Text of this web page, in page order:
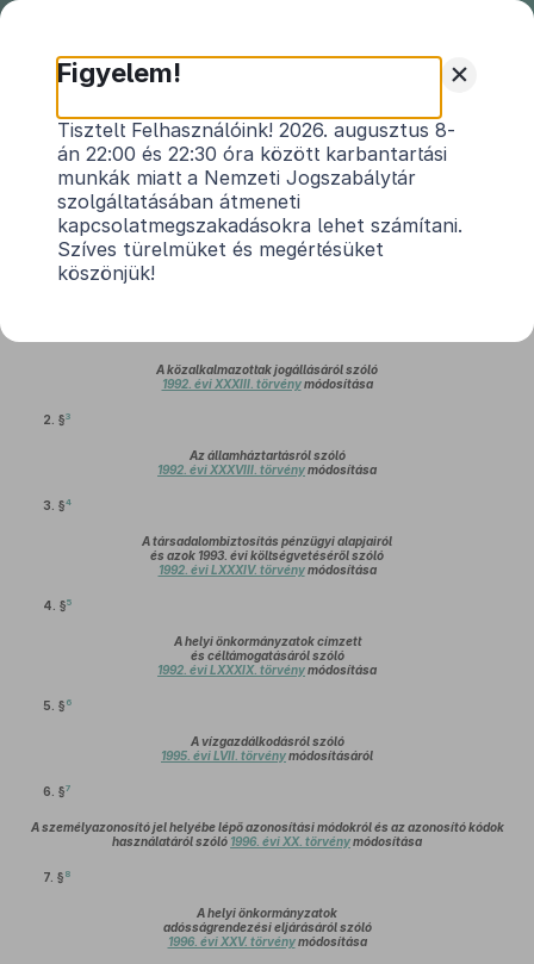
2007. évi CXLVI. törvény
a Magyar Köztársaság 2008. évi költségvetését
megalapozó egyes törvények módosításáról
Hatályos: 2010. 01. 01. – 2012. 06. 26.
A közalkalmazottak jogállásáról szóló
1992. évi XXXIII. törvénymódosítása
2. §3
Az államháztartásról szóló
1992. évi XXXVIII. törvénymódosítása
3. §4
A társadalombiztosítás pénzügyi alapjairól
és azok 1993. évi költségvetéséről szóló
1992. évi LXXXIV. törvénymódosítása
4. §5
A helyi önkormányzatok címzett
és céltámogatásáról szóló
1992. évi LXXXIX. törvénymódosítása
5. § 6
A vízgazdálkodásról szóló
1995. évi LVII. törvénymódosításáról
6. §7
A személyazonosító jel helyébe lépő azonosítási módokról és az azonosító kódok
használatáról szóló 1996. évi XX. törvénymódosítása
7. § 8
A helyi önkormányzatok
adósságrendezési eljárásáról szóló
1996. évi XXV. törvénymódosítása
+
Figyelem!
Tisztelt Felhasználóink! 2026. augusztus 8-
án 22:00 és 22:30 óra között karbantartási
munkák miatt a Nemzeti Jogszabálytár
szolgáltatásában átmeneti
kapcsolatmegszakadásokra lehet számítani.
Szíves türelmüket és megértésüket
köszönjük!